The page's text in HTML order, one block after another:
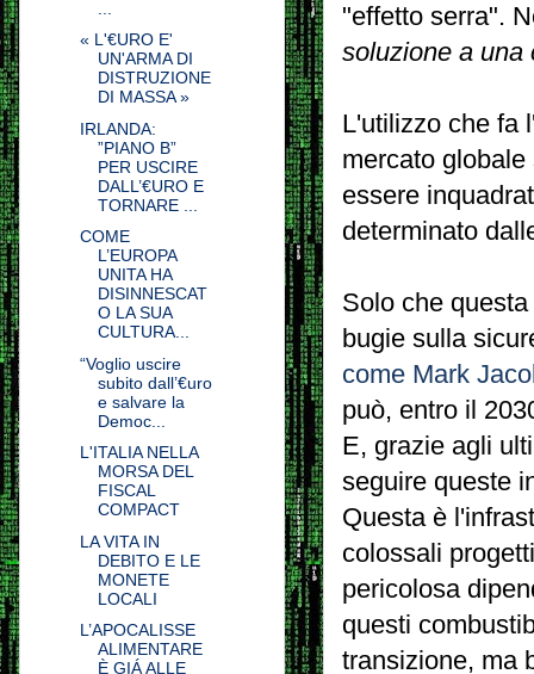
"effetto serra".
soluzione a una
L'utilizzo che fa
mercato
essere
determinato
Solo che
bugie sulla
come Mark
può, entro il
E, grazie agli
seguire queste
Questa è
colossali
pericolosa
questi
transizione, ma
« L'€URO E'
UN'ARMA DI
DISTRUZIONE
DI MASSA »
IRLANDA:
”PIANO B”
PER USCIRE
DALL’€URO E
TORNARE ...
COME
L’EUROPA
UNITA HA
DISINNESCAT
O LA SUA
CULTURA...
“Voglio uscire
subito dall’€uro
e salvare la
Democ...
L'ITALIA NELLA
MORSA DEL
FISCAL
COMPACT
LA VITA IN
DEBITO E LE
MONETE
LOCALI
L’APOCALISSE
ALIMENTARE
È GIÁ ALLE